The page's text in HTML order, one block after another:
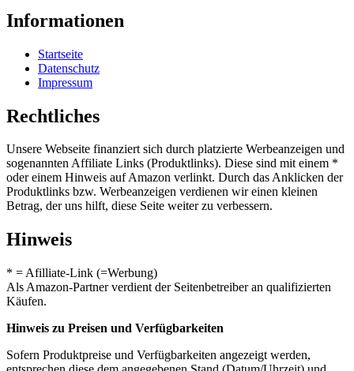
Informationen
Startseite
Datenschutz
Impressum
Rechtliches
Unsere Webseite finanziert sich durch platzierte Werbeanzeigen und
sogenannten Affiliate Links (Produktlinks). Diese sind mit einem *
oder einem Hinweis auf Amazon verlinkt. Durch das Anklicken der
Produktlinks bzw. Werbeanzeigen verdienen wir einen kleinen
Betrag, der uns hilft, diese Seite weiter zu verbessern.
Hinweis
* = Afilliate-Link (=Werbung)
Als Amazon-Partner verdient der Seitenbetreiber an qualifizierten
Käufen.
Hinweis zu Preisen und Verfügbarkeiten
Sofern Produktpreise und Verfügbarkeiten angezeigt werden,